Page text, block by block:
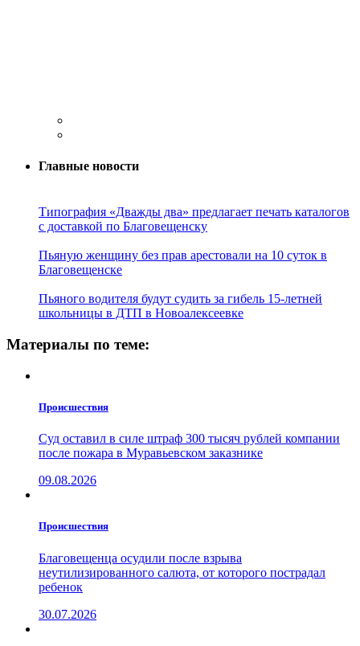
Главные новости
Типография «Дважды два» предлагает печать каталогов
с доставкой по Благовещенску
Пьяную женщину без прав арестовали на 10 суток в
Благовещенске
Пьяного водителя будут судить за гибель 15-летней
школьницы в ДТП в Новоалексеевке
Материалы по теме:
Проиcшествия
Суд оставил в силе штраф 300 тысяч рублей компании
после пожара в Муравьевском заказнике
09.08.2026
Проиcшествия
Благовещенца осудили после взрыва
неутилизированного салюта, от которого пострадал
ребенок
30.07.2026